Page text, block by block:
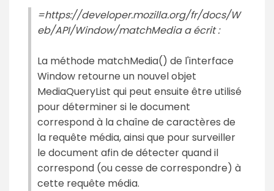
=https://developer.mozilla.org/fr/docs/W
eb/API/Window/matchMedia a écrit :
La méthode matchMedia() de l'interface
Window retourne un nouvel objet
MediaQueryList qui peut ensuite être utilisé
pour déterminer si le document
correspond à la chaîne de caractères de
la requête média, ainsi que pour surveiller
le document afin de détecter quand il
correspond (ou cesse de correspondre) à
cette requête média.